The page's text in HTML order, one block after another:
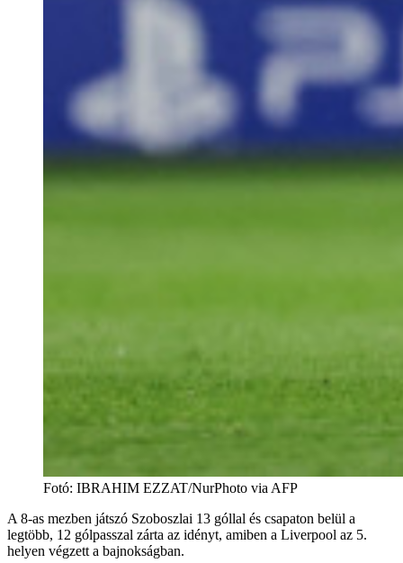
Fotó: IBRAHIM EZZAT/NurPhoto via AFP
A 8-as mezben játszó Szoboszlai 13 góllal és csapaton belül a
legtöbb, 12 gólpasszal zárta az idényt, amiben a Liverpool az 5.
helyen végzett a bajnokságban.